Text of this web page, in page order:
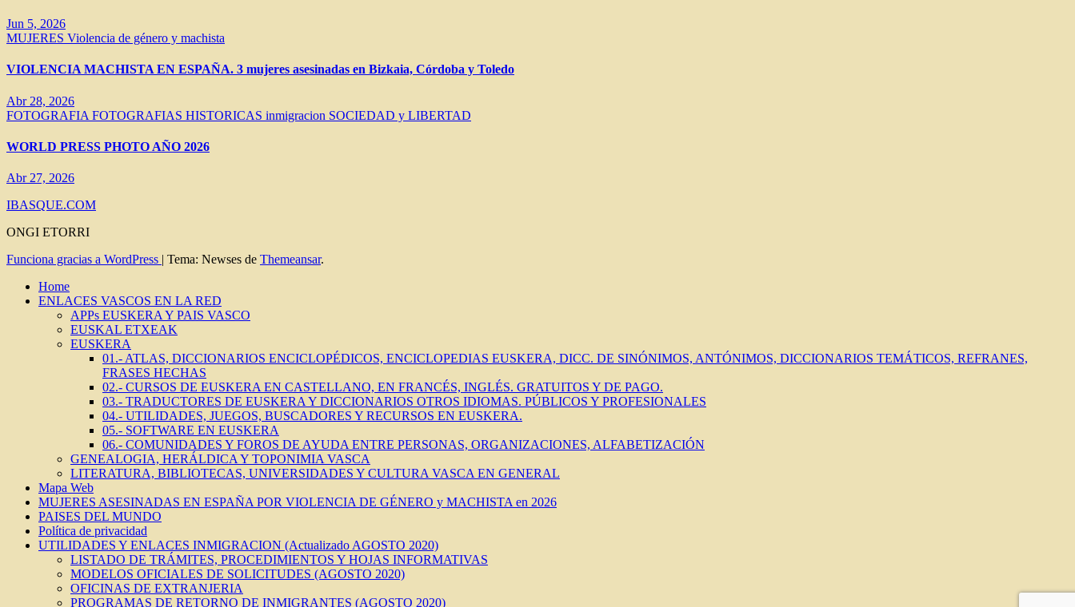
Jun 5, 2026
MUJERES Violencia de género y machista
VIOLENCIA MACHISTA EN ESPAÑA. 3 mujeres asesinadas en Bizkaia, Córdoba y Toledo
Abr 28, 2026
FOTOGRAFIA FOTOGRAFIAS HISTORICAS inmigracion SOCIEDAD y LIBERTAD
WORLD PRESS PHOTO AÑO 2026
Abr 27, 2026
IBASQUE.COM
ONGI ETORRI
Funciona gracias a WordPress | Tema: Newses de Themeansar.
Home
ENLACES VASCOS EN LA RED
APPs EUSKERA Y PAIS VASCO
EUSKAL ETXEAK
EUSKERA
01.- ATLAS, DICCIONARIOS ENCICLOPÉDICOS, ENCICLOPEDIAS EUSKERA, DICC. DE SINÓNIMOS, ANTÓNIMOS, DICCIONARIOS TEMÁTICOS, REFRANES,
FRASES HECHAS
02.- CURSOS DE EUSKERA EN CASTELLANO, EN FRANCÉS, INGLÉS. GRATUITOS Y DE PAGO.
03.- TRADUCTORES DE EUSKERA Y DICCIONARIOS OTROS IDIOMAS. PÚBLICOS Y PROFESIONALES
04.- UTILIDADES, JUEGOS, BUSCADORES Y RECURSOS EN EUSKERA.
05.- SOFTWARE EN EUSKERA
06.- COMUNIDADES Y FOROS DE AYUDA ENTRE PERSONAS, ORGANIZACIONES, ALFABETIZACIÓN
GENEALOGIA, HERÁLDICA Y TOPONIMIA VASCA
LITERATURA, BIBLIOTECAS, UNIVERSIDADES Y CULTURA VASCA EN GENERAL
Mapa Web
MUJERES ASESINADAS EN ESPAÑA POR VIOLENCIA DE GÉNERO y MACHISTA en 2026
PAISES DEL MUNDO
Política de privacidad
UTILIDADES Y ENLACES INMIGRACION (Actualizado AGOSTO 2020)
LISTADO DE TRÁMITES, PROCEDIMIENTOS Y HOJAS INFORMATIVAS
MODELOS OFICIALES DE SOLICITUDES (AGOSTO 2020)
OFICINAS DE EXTRANJERIA
PROGRAMAS DE RETORNO DE INMIGRANTES (AGOSTO 2020)